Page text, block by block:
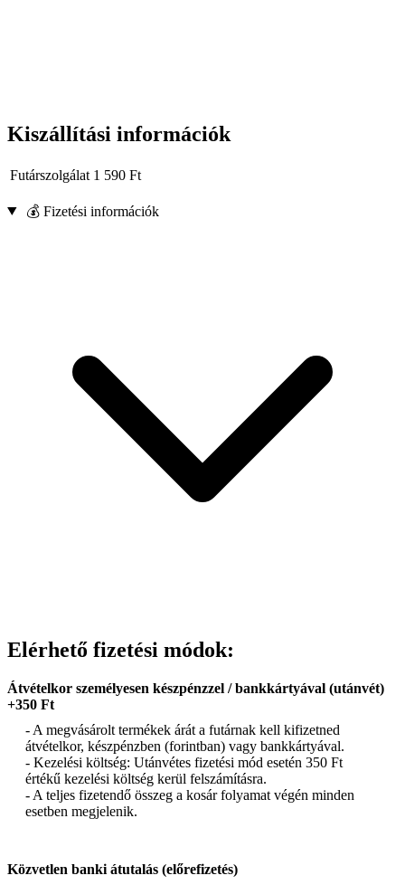
Kiszállítási információk
Futárszolgálat 1 590 Ft
💰 Fizetési információk
Elérhető fizetési módok:
Átvételkor személyesen készpénzzel / bankkártyával (utánvét)
+350 Ft
- A megvásárolt termékek árát a futárnak kell kifizetned
átvételkor, készpénzben (forintban) vagy bankkártyával.
- Kezelési költség: Utánvétes fizetési mód esetén 350 Ft
értékű kezelési költség kerül felszámításra.
- A teljes fizetendő összeg a kosár folyamat végén minden
esetben megjelenik.
Közvetlen banki átutalás (előrefizetés)